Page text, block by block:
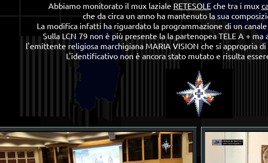
Abbiamo monitorato il mux laziale RETESOLEche tra i mux
che da circa un anno ha mantenuto la sua
La modifica infatti ha riguardato la programmazione di un
Sulla LCN 79 non è più presente la la partenopea TELE A +
l'emittente religiosa marchigiana MARIA VISION che si appropria
L'identificativo non è ancora stato mutato e risulta